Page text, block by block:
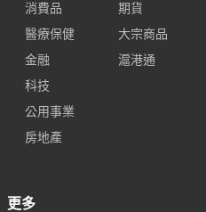
消費品
醫療保健
金融
科技
公用事業
房地產
期貨
大宗商品
滬港通
更多